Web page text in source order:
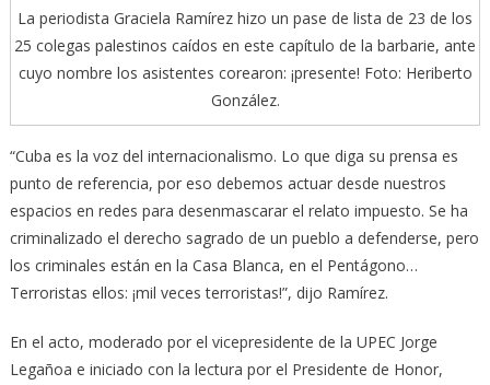
La periodista Graciela Ramírez hizo un pase de lista de 23 de los
25 colegas palestinos caídos en este capítulo de la barbarie, ante
cuyo nombre los asistentes corearon: ¡presente! Foto: Heriberto
González.
“Cuba es la voz del internacionalismo. Lo que diga su prensa es
punto de referencia, por eso debemos actuar desde nuestros
espacios en redes para desenmascarar el relato impuesto. Se ha
criminalizado el derecho sagrado de un pueblo a defenderse, pero
los criminales están en la Casa Blanca, en el Pentágono…
Terroristas ellos: ¡mil veces terroristas!”, dijo Ramírez.
En el acto, moderado por el vicepresidente de la UPEC Jorge
Legañoa e iniciado con la lectura por el Presidente de Honor,